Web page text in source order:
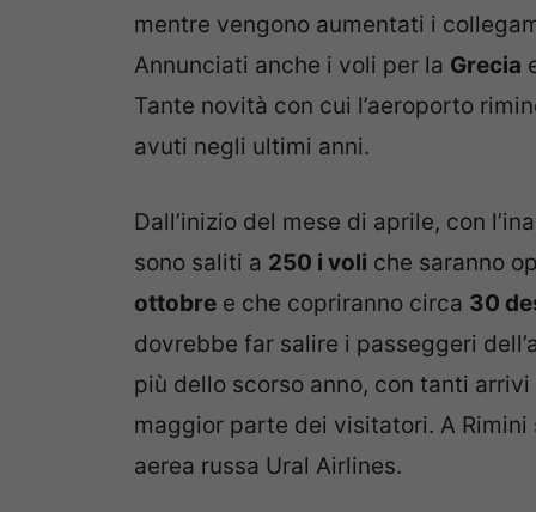
mentre vengono aumentati i
Annunciati anche i voli per la Grecia
Tante novità con cui l’aeroporto
avuti negli ultimi anni.
Dall’inizio del mese di aprile, con
sono saliti a 250 i voli che saranno
ottobre e che copriranno circa 30
dovrebbe far salire i passeggeri
più dello scorso anno, con tanti
maggior parte dei visitatori. A
aerea russa Ural Airlines.